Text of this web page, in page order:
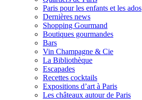
Paris pour les enfants et les ados
Dernières news
Shopping Gourmand
Boutiques gourmandes
Bars
Vin Champagne & Cie
La Bibliothèque
Escapades
Recettes cocktails
Expositions d’art à Paris
Les châteaux autour de Paris